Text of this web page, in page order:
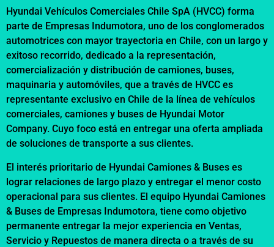
Hyundai Vehículos Comerciales Chile SpA (HVCC) forma
parte de Empresas Indumotora, uno de los conglomerados
automotrices con mayor trayectoria en Chile, con un largo y
exitoso recorrido, dedicado a la representación,
comercialización y distribución de camiones, buses,
maquinaria y automóviles, que a través de HVCC es
representante exclusivo en Chile de la línea de vehículos
comerciales, camiones y buses de Hyundai Motor
Company. Cuyo foco está en entregar una oferta ampliada
de soluciones de transporte a sus clientes.
El interés prioritario de Hyundai Camiones & Buses es
lograr relaciones de largo plazo y entregar el menor costo
operacional para sus clientes. El equipo Hyundai Camiones
& Buses de Empresas Indumotora, tiene como objetivo
permanente entregar la mejor experiencia en Ventas,
Servicio y Repuestos de manera directa o a través de su